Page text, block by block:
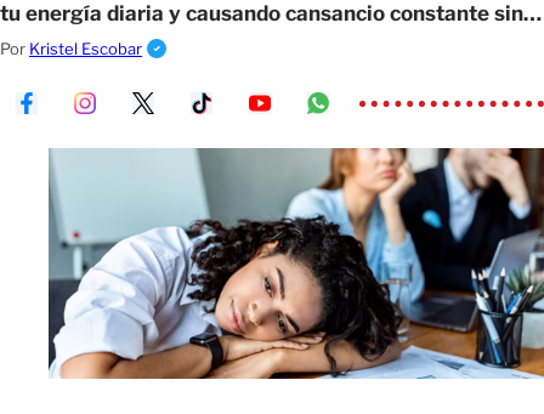
tu energía diaria y causando cansancio constante sin
que lo sepas.
Por Kristel Escobar